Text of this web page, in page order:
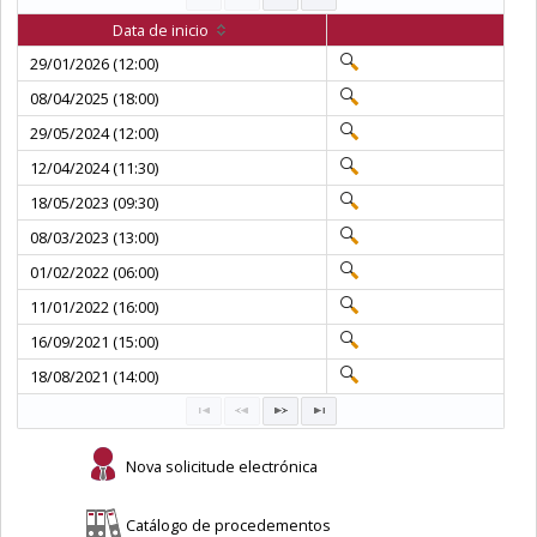
Data de inicio
29/01/2026 (12:00)
08/04/2025 (18:00)
29/05/2024 (12:00)
12/04/2024 (11:30)
18/05/2023 (09:30)
08/03/2023 (13:00)
01/02/2022 (06:00)
11/01/2022 (16:00)
16/09/2021 (15:00)
18/08/2021 (14:00)
Nova solicitude electrónica
Catálogo de procedementos